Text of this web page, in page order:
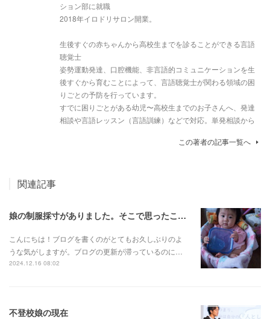
ション部に就職
2018年イロドリサロン開業。
生後すぐの赤ちゃんから高校生までを診ることができる言語
聴覚士
姿勢運動発達、口腔機能、非言語的コミュニケーションを生
後すぐから育むことによって、言語聴覚士が関わる領域の困
りごとの予防を行っています。
すでに困りごとがある幼児〜高校生までのお子さんへ、発達
相談や言語レッスン（言語訓練）などで対応。単発相談から
この著者の記事一覧へ
関連記事
娘の制服採寸がありました。そこで思ったこと。
こんにちは！ブログを書くのがとてもお久しぶりのよ
うな気がしますが。ブログの更新が滞っているのに…
2024.12.16 08:02
不登校娘の現在